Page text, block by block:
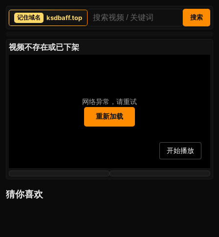
ksdbaff.top 搜索
视频不存在或已下架
网络异常，请重试
重新加载
开始播放
猜你喜欢